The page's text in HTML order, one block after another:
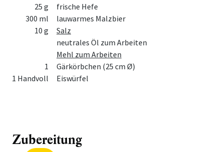
25 g
frische Hefe
300 ml
lauwarmes Malzbier
10 g
Salz
neutrales Öl zum Arbeiten
Mehl zum Arbeiten
1
Gärkörbchen (25 cm Ø)
1 Handvoll
Eiswürfel
Zubereitung